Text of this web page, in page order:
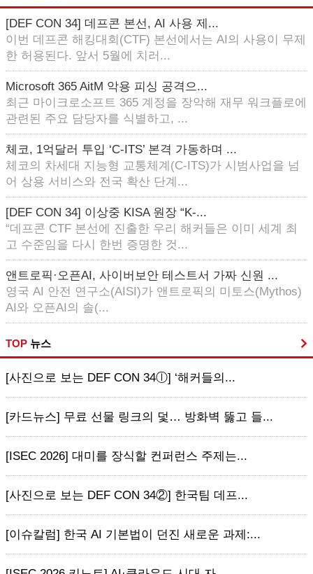
[DEF CON 34] 데프콘 본선, AI 사용 제...
이번 데프콘 해킹대회(CTF) 본선에서는 AI의 사용이 무제
한 허용된다. 앞서 5월에 치러...
Microsoft 365 AitM 악용 피싱 공격으...
최근 마이크로소프트 365 계정을 장악해 재무 워크플로에
관련된 주요 담당자를 식별하고, ...
체코, 1억달러 투입 ‘C-ITS’ 본격 가동하며 ...
체코의 차세대 지능형 교통체계(C-ITS)가 시범사업을 넘
어 상용 서비스와 전국 확산 단계...
[DEF CON 34] 이상중 KISA 원장 “K-...
“데프콘 CTF 본선에 진출한 우리 해커들은 이미 세계 최
고 수준임을 다시 한번 증명한 것...
앤트로픽·오픈AI, 사이버보안 테스트서 가짜 신원 ...
영국 AI 안전 연구소(AISI)가 앤트로픽의 미토스(Mythos)
AI와 오픈AI의 솔(...
TOP 뉴스
[사진으로 보는 DEF CON 34ⓛ] ‘해커들의...
[카드뉴스] 무료 선물 링크의 덫… 방화벽 뚫고 들...
[ISEC 2026] 대미를 장식할 컨퍼런스 주제는...
[사진으로 보는 DEF CON 34②] 한국팀 데프...
[이슈칼럼] 한국 AI 기본법이 던진 새로운 과제:...